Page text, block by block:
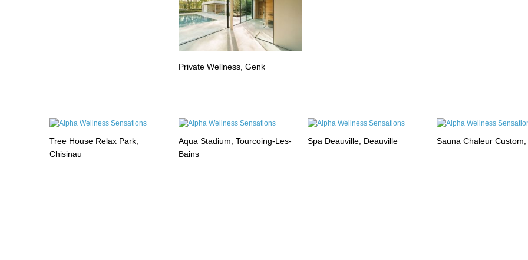
Private Wellness, Genk
Tree House Relax Park,
Chisinau
Aqua Stadium, Tourcoing-Les-
Bains
Spa Deauville, Deauville Sauna Chaleur